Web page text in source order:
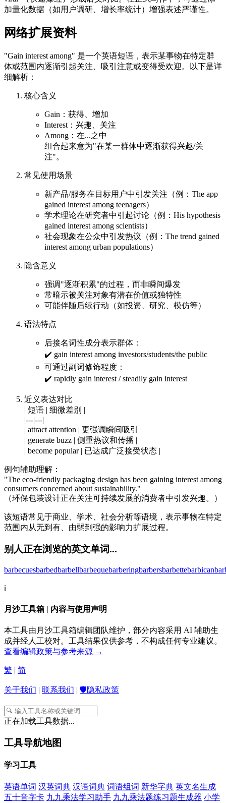
加量化数据（如用户调研、增长率统计）增强表述严谨性。
网络扩展资料
"Gain interest among" 是一个英语短语，表示某事物在特定群
体或范围内逐渐引起关注、吸引注意或变得受欢迎。以下是详
细解析：
核心含义
Gain：获得、增加
Interest：兴趣、关注
Among：在...之中
组合起来意为"在某一群体中逐渐获得兴趣/关
注"。
常见使用场景
新产品/服务在目标用户中引发关注（例：The app
gained interest among teenagers）
学术理论在研究者中引起讨论（例：His hypothesis
gained interest among scientists）
社会现象在公众中引发热议（例：The trend gained
interest among urban populations）
隐含意义
强调"逐渐积累"的过程，而非瞬间爆发
常暗示被关注对象有潜在价值或独特性
可能伴随后续行动（如投资、研究、模仿等）
语法特点
后接名词性成分表示群体：
✔️ gain interest among investors/students/the public
可通过副词修饰程度：
✔️ rapidly gain interest / steadily gain interest
近义表达对比
| 短语 | 细微差别 |
|---|---|
| attract attention | 更强调瞬间吸引 |
| generate buzz | 侧重热议和传播 |
| become popular | 已达成广泛接受状态 |
例句辅助理解：
"The eco-friendly packaging design has been gaining interest among
consumers concerned about sustainability."
（环保包装设计正在关注可持续发展的消费者中引发兴趣。）
该短语常见于商业、学术、社会分析等语境，表示事物在特定
范围内从无到有、由弱到强的影响力扩展过程。
别人正在浏览的英文单词...
barbecuesbarbedbarbellbarbequebarberingbarbersbarbettebarbican
ℹ️
月沙工具箱 | 内容与使用声明
本工具由月沙工具箱编辑团队维护，部分内容采用 AI 辅助生
成并经人工校对。工具结果仅供参考，不构成任何专业建议。
查看编辑政策与参考来源 →
繁 | 简
关于我们 | 联系我们 | 🛡️隐私政策
正在加载工具数据...
工具导航地图
学习工具
英语单词 汉英词典 汉语词典 词语组词 新华字典 英文名生成
五十音字卡 九九乘法学习助手 九九乘法题练习题生成器 小学